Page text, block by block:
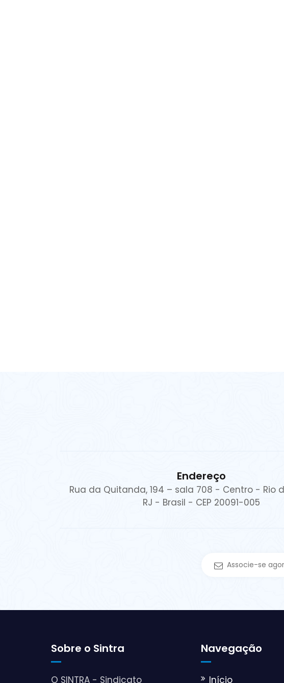
Endereço
Rua da Quitanda, 194 – sala 708 - Centro - Rio
RJ - Brasil - CEP 20091-005
Sobre o Sintra
O SINTRA - Sindicato
Navegação
Início